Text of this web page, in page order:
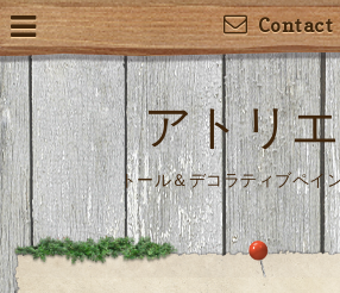
Contact
アトリ
トール＆デコラティブペイ